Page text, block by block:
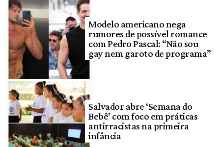
Modelo americano nega
rumores de possível romance
com Pedro Pascal: “Não sou
gay nem garoto de programa”
Salvador abre ‘Semana do
Bebê’ com foco em práticas
antirracistas na primeira
infância